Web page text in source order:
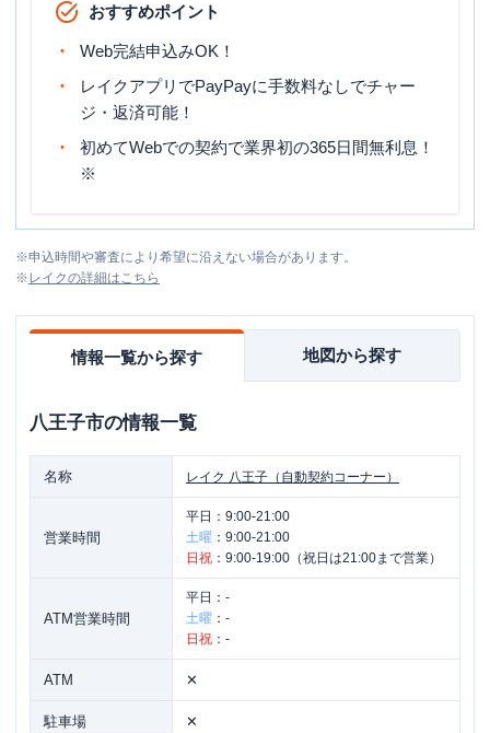
おすすめポイント
Web完結申込みOK！
レイクアプリでPayPayに手数料なしでチャー
ジ・返済可能！
初めてWebでの契約で業界初の365日間無利息！
※
※申込時間や審査により希望に沿えない場合があります。
※ レイクの詳細はこちら
情報一覧から探す 地図から探す
八王子市の情報一覧
名称 レイク 八王子（自動契約コーナー）
営業時間
平日： 9:00-21:00
土曜 ： 9:00-21:00
日祝 ： 9:00-19:00（祝日は21:00まで営業）
ATM営業時間
平日： -
土曜 ： -
日祝 ： -
ATM ✕
駐車場 ✕